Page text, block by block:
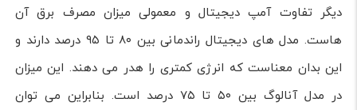
دیگر تفاوت آمپ دیجیتال و معمولی میزان مصرف برق آن
هاست. مدل های دیجیتال راندمانی بین ۸۰ تا ۹۵ درصد دارند و
این بدان معناست که انرژی کمتری را هدر می دهند. این میزان
در مدل آنالوگ بین ۵۰ تا ۷۵ درصد است. بنابراین می توان